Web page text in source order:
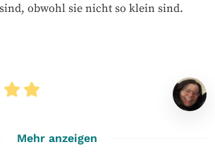
obwohl sie nicht so klein sind.
Mehr anzeigen